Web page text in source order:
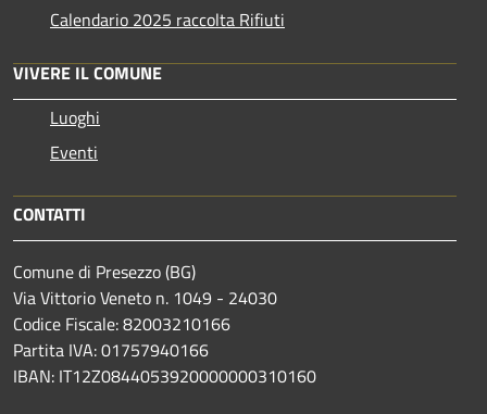
Calendario 2025 raccolta Rifiuti
VIVERE IL COMUNE
Luoghi
Eventi
CONTATTI
Comune di Presezzo (BG)
Via Vittorio Veneto n. 1049 - 24030
Codice Fiscale: 82003210166
Partita IVA: 01757940166
IBAN: IT12Z0844053920000000310160